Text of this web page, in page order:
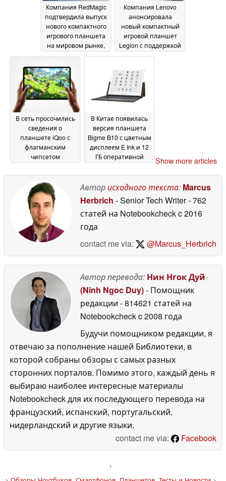
Компания RedMagic
подтвердила выпуск
нового компактного
игрового планшета
на мировом рынке,
жидкостного
охлаждения и OLED-
дисплеем с частотой
обновления 185 Гц 30
June 2026
Компания Lenovo
анонсировала
новый компактный
игровой планшет
Legion с поддержкой
В сеть просочились
сведения о
планшете iQoo с
флагманским
чипсетом
В Китае появилась
версия планшета
Bigme B10 с цветным
дисплеем E Ink и 12
ГБ оперативной
Show more articles
Авторисходного текста: Marcus
Herbrich - Senior Tech Writer- 762
статей на Notebookcheckc 2016
года
contact me via:
@Marcus_Herbrich
Автор перевода: Нин Нгок Дуй
(Ninh Ngoc Duy)- Помощник
редакции - 814621 статей на
Notebookcheckc 2008 года
Будучи помощником редакции, я
отвечаю за пополнение нашей Библиотеки, в
которой собраны обзоры с самых разных
сторонних порталов. Помимо этого, каждый день я
выбираю наиболее интересные материалы
Notebookcheck для их последующего перевода на
французский, испанский, португальский,
нидерландский и другие языки.
contact me via:
Facebook
'